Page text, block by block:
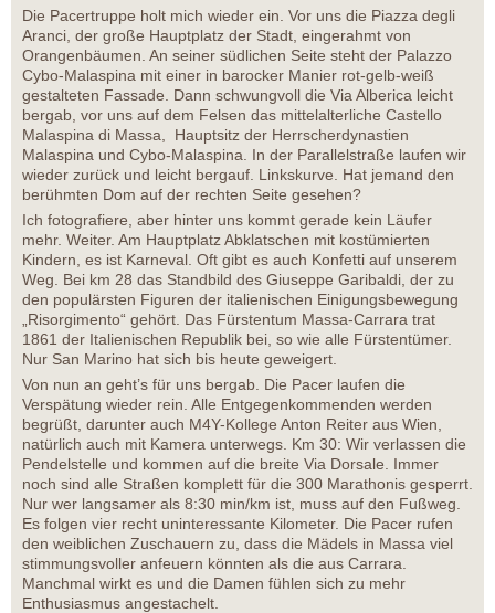
Die Pacertruppe holt mich wieder ein. Vor uns die Piazza degli
Aranci, der große Hauptplatz der Stadt, eingerahmt von
Orangenbäumen. An seiner südlichen Seite steht der Palazzo
Cybo-Malaspina mit einer in barocker Manier rot-gelb-weiß
gestalteten Fassade. Dann schwungvoll die Via Alberica leicht
bergab, vor uns auf dem Felsen das mittelalterliche Castello
Malaspina di Massa, Hauptsitz der Herrscherdynastien
Malaspina und Cybo-Malaspina. In der Parallelstraße laufen wir
wieder zurück und leicht bergauf. Linkskurve. Hat jemand den
berühmten Dom auf der rechten Seite gesehen?
Ich fotografiere, aber hinter uns kommt gerade kein Läufer
mehr. Weiter. Am Hauptplatz Abklatschen mit kostümierten
Kindern, es ist Karneval. Oft gibt es auch Konfetti auf unserem
Weg. Bei km 28 das Standbild des Giuseppe Garibaldi, der zu
den populärsten Figuren der italienischen Einigungsbewegung
„Risorgimento“ gehört. Das Fürstentum Massa-Carrara trat
1861 der Italienischen Republik bei, so wie alle Fürstentümer.
Nur San Marino hat sich bis heute geweigert.
Von nun an geht’s für uns bergab. Die Pacer laufen die
Verspätung wieder rein. Alle Entgegenkommenden werden
begrüßt, darunter auch M4Y-Kollege Anton Reiter aus Wien,
natürlich auch mit Kamera unterwegs. Km 30: Wir verlassen die
Pendelstelle und kommen auf die breite Via Dorsale. Immer
noch sind alle Straßen komplett für die 300 Marathonis gesperrt.
Nur wer langsamer als 8:30 min/km ist, muss auf den Fußweg.
Es folgen vier recht uninteressante Kilometer. Die Pacer rufen
den weiblichen Zuschauern zu, dass die Mädels in Massa viel
stimmungsvoller anfeuern könnten als die aus Carrara.
Manchmal wirkt es und die Damen fühlen sich zu mehr
Enthusiasmus angestachelt.